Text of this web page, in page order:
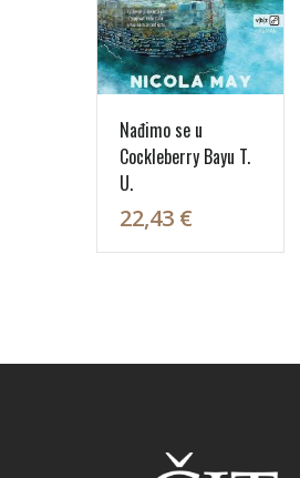
Nađimo se u
Cockleberry Bayu T.
U.
22,43 €